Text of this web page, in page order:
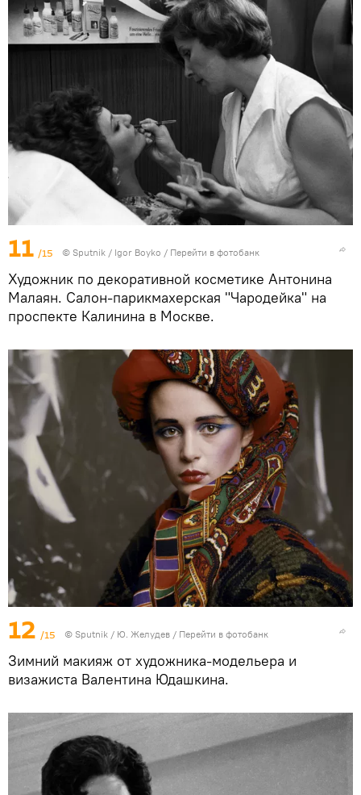
11 /15 © Sputnik / Igor Boyko / Перейти в фотобанк
Художник по декоративной косметике Антонина
Малаян. Салон-парикмахерская "Чародейка" на
проспекте Калинина в Москве.
12 /15 © Sputnik / Ю. Желудев / Перейти в фотобанк
Зимний макияж от художника-модельера и
визажиста Валентина Юдашкина.